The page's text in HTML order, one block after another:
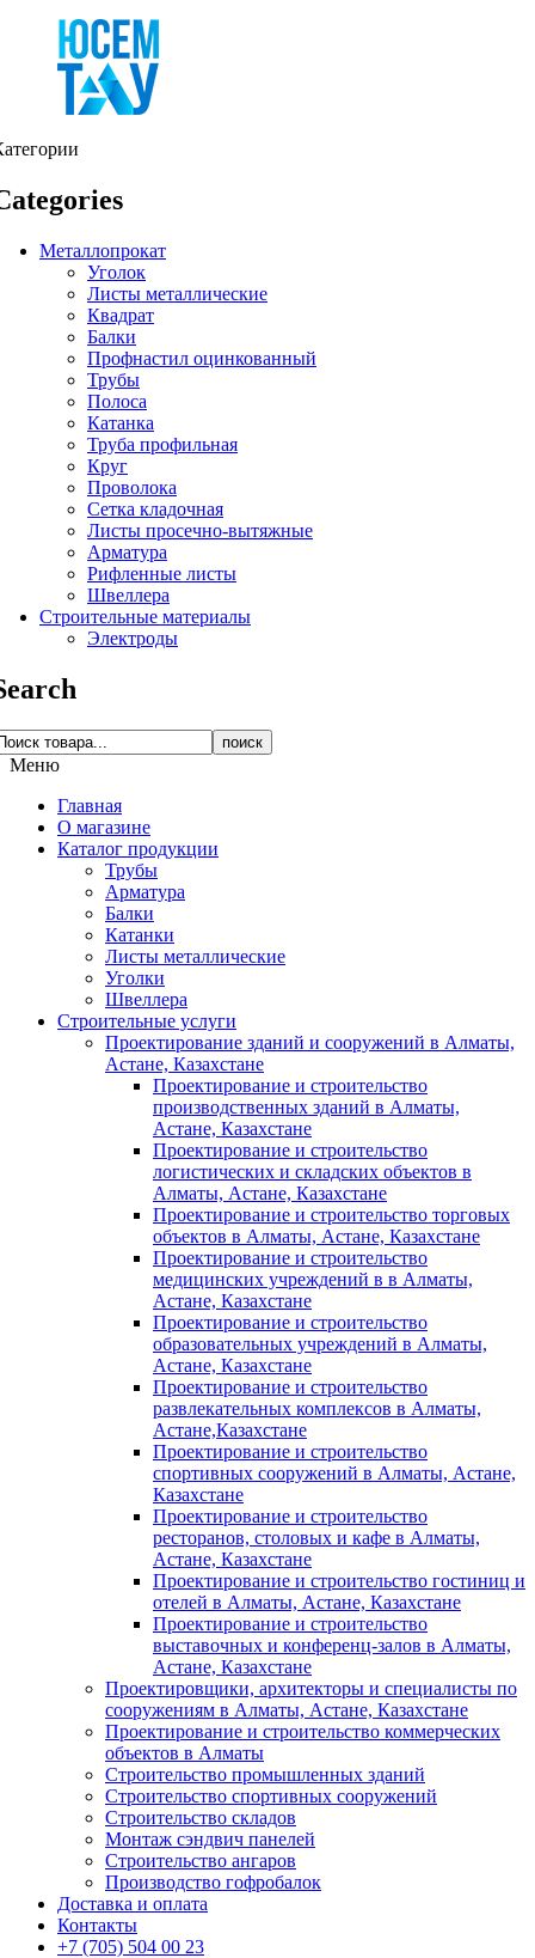
Металлопрокат
Уголок
Листы металлические
Квадрат
Балки
Профнастил оцинкованный
Трубы
Полоса
Катанка
Труба профильная
Круг
Проволока
Сетка кладочная
Листы просечно-вытяжные
Арматура
Рифленные листы
Швеллера
Строительные материалы
Электроды
поиск
Меню
Главная
О магазине
Каталог продукции
Трубы
Арматура
Балки
Катанки
Листы металлические
Уголки
Швеллера
Строительные услуги
Проектирование зданий и сооружений в Алматы,
Астане, Казахстане
Проектирование и строительство
производственных зданий в Алматы,
Астане, Казахстане
Проектирование и строительство
логистических и складских объектов в
Алматы, Астане, Казахстане
Проектирование и строительство торговых
объектов в Алматы, Астане, Казахстане
Проектирование и строительство
медицинских учреждений в в Алматы,
Астане, Казахстане
Проектирование и строительство
образовательных учреждений в Алматы,
Астане, Казахстане
Проектирование и строительство
развлекательных комплексов в Алматы,
Астане,Казахстане
Проектирование и строительство
спортивных сооружений в Алматы, Астане,
Казахстане
Проектирование и строительство
ресторанов, столовых и кафе в Алматы,
Астане, Казахстане
Проектирование и строительство гостиниц и
отелей в Алматы, Астане, Казахстане
Проектирование и строительство
выставочных и конференц-залов в Алматы,
Астане, Казахстане
Проектировщики, архитекторы и специалисты по
сооружениям в Алматы, Астане, Казахстане
Проектирование и строительство коммерческих
объектов в Алматы
Строительство промышленных зданий
Строительство спортивных сооружений
Строительство складов
Монтаж сэндвич панелей
Строительство ангаров
Производство гофробалок
Доставка и оплата
Контакты
+7 (705) 504 00 23